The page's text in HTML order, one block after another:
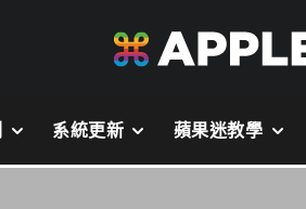
系統更新 蘋果迷教學